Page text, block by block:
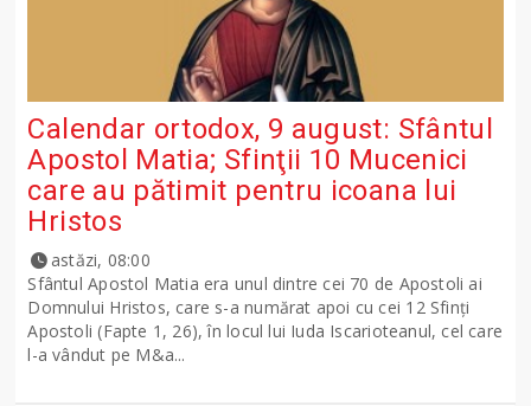
Calendar ortodox, 9 august: Sfântul
Apostol Matia; Sfinţii 10 Mucenici
care au pătimit pentru icoana lui
Hristos
astăzi, 08:00
Sfântul Apostol Matia era unul dintre cei 70 de Apostoli ai
Domnului Hristos, care s-a numărat apoi cu cei 12 Sfinţi
Apostoli (Fapte 1, 26), în locul lui Iuda Iscarioteanul, cel care
l-a vândut pe M&a...